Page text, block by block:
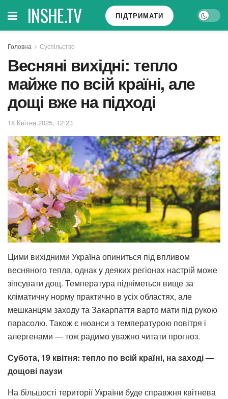
INSHE.TV ПІДТРИМАТИ
Головна Суспільство
Весняні вихідні: тепло
майже по всій країні, але
дощі вже на підході
18 Квітня 2025, 12:23
Цими вихідними Україна опиниться під впливом
весняного тепла, однак у деяких регіонах настрій може
зіпсувати дощ. Температура підніметься вище за
кліматичну норму практично в усіх областях, але
мешканцям заходу та Закарпаття варто мати під рукою
парасолю. Також є нюанси з температурою повітря і
алергенами — тож радимо уважно читати прогноз.
Субота, 19 квітня: тепло по всій країні, на заході —
дощові паузи
На більшості території України буде справжня квітнева